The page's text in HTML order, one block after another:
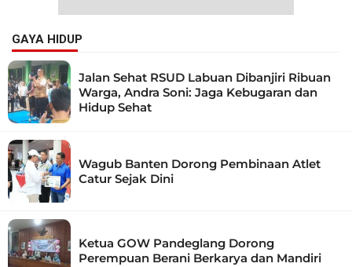
GAYA HIDUP
Jalan Sehat RSUD Labuan Dibanjiri Ribuan
Warga, Andra Soni: Jaga Kebugaran dan
Hidup Sehat
Wagub Banten Dorong Pembinaan Atlet
Catur Sejak Dini
Ketua GOW Pandeglang Dorong
Perempuan Berani Berkarya dan Mandiri